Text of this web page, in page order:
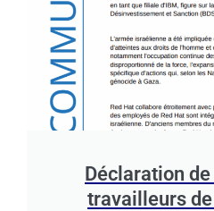
Déclaration
travailleurs